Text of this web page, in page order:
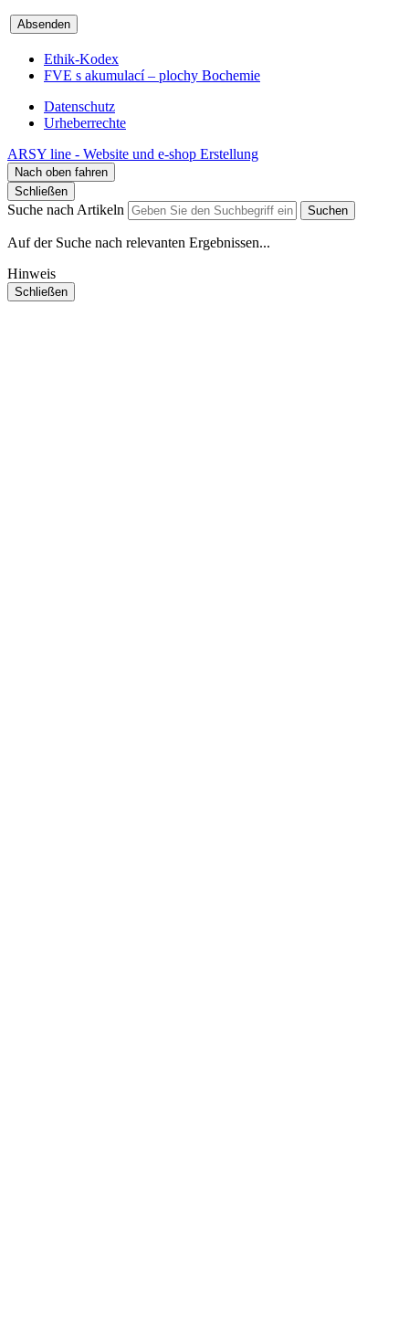
Absenden
Ethik-Kodex
FVE s akumulací – plochy Bochemie
Datenschutz
Urheberrechte
ARSY line - Website und e-shop Erstellung
Nach oben fahren
Schließen
Suche nach Artikeln Suchen
Auf der Suche nach relevanten Ergebnissen...
Hinweis
Schließen